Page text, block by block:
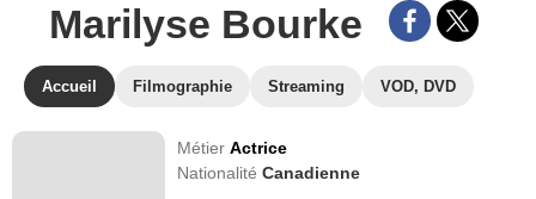
Marilyse Bourke
Accueil Filmographie Streaming VOD, DVD
MétierActrice
NationalitéCanadienne